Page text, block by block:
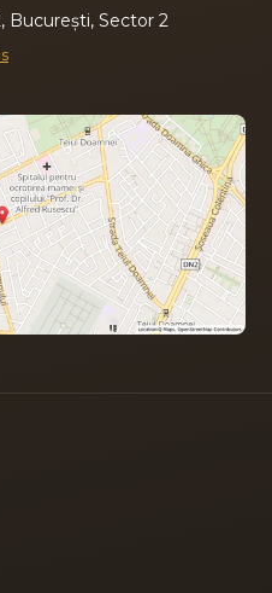
București, Sector 2